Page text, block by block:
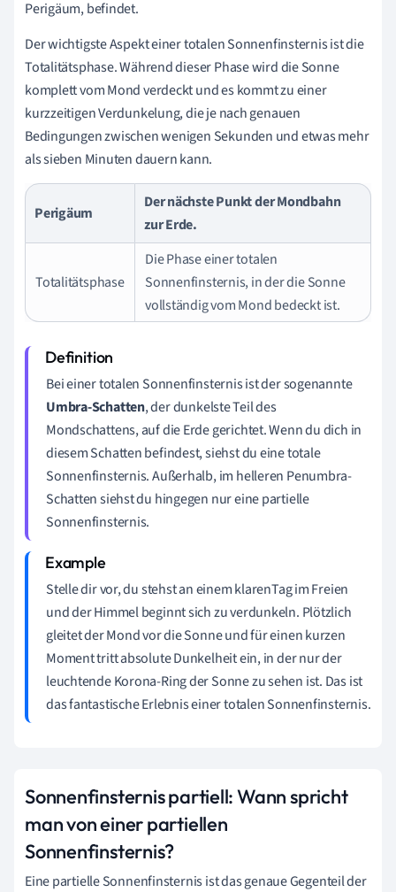
Perigäum, befindet.
Der wichtigste Aspekt einer totalen Sonnenfinsternis ist die
Totalitätsphase. Während dieser Phase wird die Sonne
komplett vom Mond verdeckt und es kommt zu einer
kurzzeitigen Verdunkelung, die je nach genauen
Bedingungen zwischen wenigen Sekunden und etwas mehr
als sieben Minuten dauern kann.
Perigäum
Der nächste Punkt der Mondbahn
zur Erde.
Totalitätsphase
Die Phase einer totalen
Sonnenfinsternis, in der die Sonne
vollständig vom Mond bedeckt ist.
Bei einer totalen Sonnenfinsternis ist der sogenannte
Umbra-Schatten, der dunkelste Teil des
Mondschattens, auf die Erde gerichtet. Wenn du dich in
diesem Schatten befindest, siehst du eine totale
Sonnenfinsternis. Außerhalb, im helleren Penumbra-
Schatten siehst du hingegen nur eine partielle
Sonnenfinsternis.
Stelle dir vor, du stehst an einem klarenTag im Freien
und der Himmel beginnt sich zu verdunkeln. Plötzlich
gleitet der Mond vor die Sonne und für einen kurzen
Moment tritt absolute Dunkelheit ein, in der nur der
leuchtende Korona-Ring der Sonne zu sehen ist. Das ist
das fantastische Erlebnis einer totalen Sonnenfinsternis.
Sonnenfinsternis partiell: Wann spricht
man von einer partiellen
Sonnenfinsternis?
Eine partielle Sonnenfinsternis ist das genaue Gegenteil der